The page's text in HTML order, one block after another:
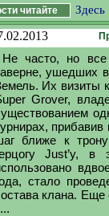
читайте Здесь
Не часто, но
ушедших
Их визиты
Grover,
ближе к
Just’y,
стало
клана. Еще